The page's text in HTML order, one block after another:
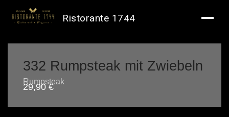
332 Rumpsteak mit Zwiebeln
Rumpsteak
29,90€
Ristorante 1744